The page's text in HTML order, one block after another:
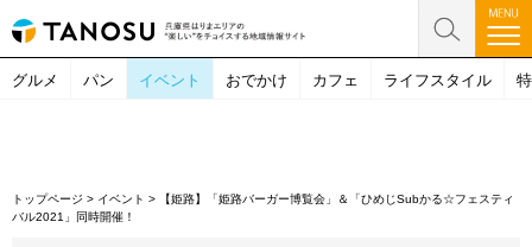
グルメ パン イベント おでかけ カフェ ライフスタイル
トップページ > イベント >
【姫路】「姫路バーガー博覧会」＆「ひめじSubかる☆フェスティ
バル2021」同時開催！